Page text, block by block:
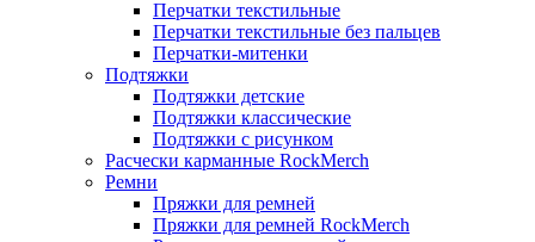
Перчатки текстильные
Перчатки текстильные без пальцев
Перчатки-митенки
Подтяжки
Подтяжки детские
Подтяжки классические
Подтяжки с рисунком
Расчески карманные RockMerch
Ремни
Пряжки для ремней
Пряжки для ремней RockMerch